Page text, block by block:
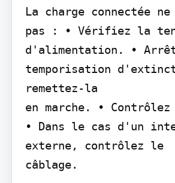
La charge connectée
pas : • Vérifiez la
d'alimentation. •
temporisation
remettez-la
en marche. •
• Dans le cas d'un
externe, contrôlez le
câblage.